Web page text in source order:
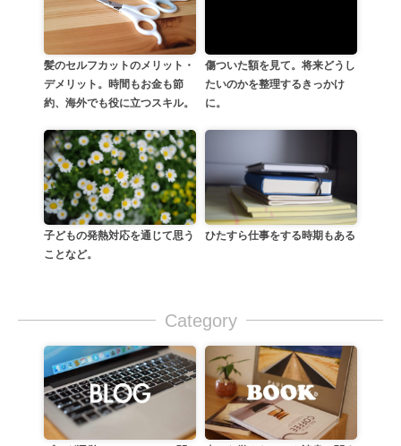
髪のセルフカットのメリット・
デメリット。時間もお金も節
約、海外でも役に立つスキル。
傷ついた額を見て。将来どうし
たいのかを整理するきっかけ
に。
子どもの発熱対応を通じて思う
ことなど。
ひたすら仕事をする時期もある
Category